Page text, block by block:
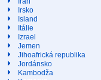
Irsko
Island
Itálie
Izrael
Jemen
Jihoafrická republika
Jordánsko
Kambodža